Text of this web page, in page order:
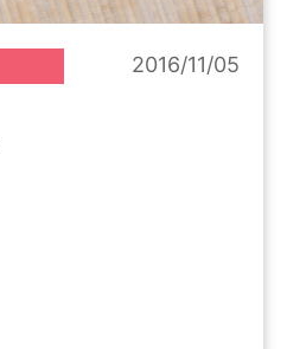
2016/11/05